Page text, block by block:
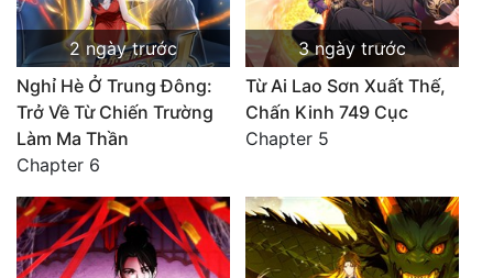
2 ngày trước
Nghỉ Hè Ở Trung Đông:
Trở Về Từ Chiến Trường
Làm Ma Thần
Chapter 6
3 ngày trước
Từ Ai Lao Sơn Xuất Thế,
Chấn Kinh 749 Cục
Chapter 5